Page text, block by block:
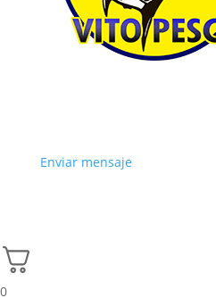
Enviar mensaje
0